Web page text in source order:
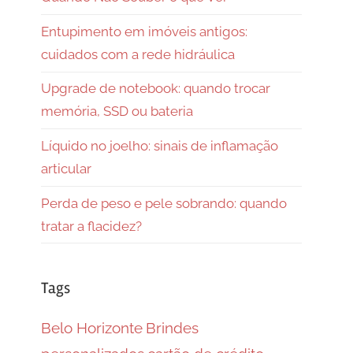
Entupimento em imóveis antigos:
cuidados com a rede hidráulica
Upgrade de notebook: quando trocar
memória, SSD ou bateria
Líquido no joelho: sinais de inflamação
articular
Perda de peso e pele sobrando: quando
tratar a flacidez?
Tags
Belo Horizonte Brindes